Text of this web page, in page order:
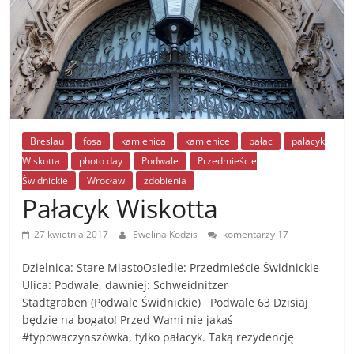
Breslau fosa kamienica kamienice pałac
pałacyk
Wiskotta
photo day Podwale
Przedmieście
Świdnickie
Wrocław zdobienia
Pałacyk Wiskotta
27 kwietnia 2017 Ewelina Kodzis komentarzy 17
Dzielnica: Stare MiastoOsiedle: Przedmieście Świdnickie
Ulica: Podwale, dawniej: Schweidnitzer
Stadtgraben (Podwale Świdnickie) Podwale 63 Dzisiaj
będzie na bogato! Przed Wami nie jakaś
#typowaczynszówka, tylko pałacyk. Taką rezydencję